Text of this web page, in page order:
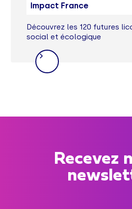
Impact France
Découvrez les 120 futures
social et écologique
Recevez